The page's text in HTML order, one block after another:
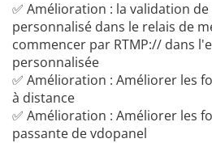
✅ Amélioration : la validation
personnalisé dans le relais de
commencer par RTMP:// dans
personnalisée
✅ Amélioration : Améliorer les
à distance
✅ Amélioration : Améliorer les
passante de vdopanel